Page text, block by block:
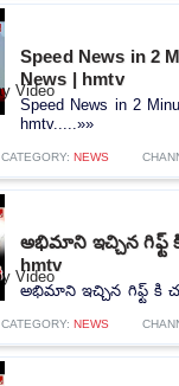
Speed News in 2
News | hmtv
Speed News in 2
hmtv.....»»
CATEGORY: NEWS
అభిమాని ఇచ్చిన గిఫ్ట్ కి
hmtv
అభిమాని ఇచ్చిన గిఫ్ట్ కి
CATEGORY: NEWS